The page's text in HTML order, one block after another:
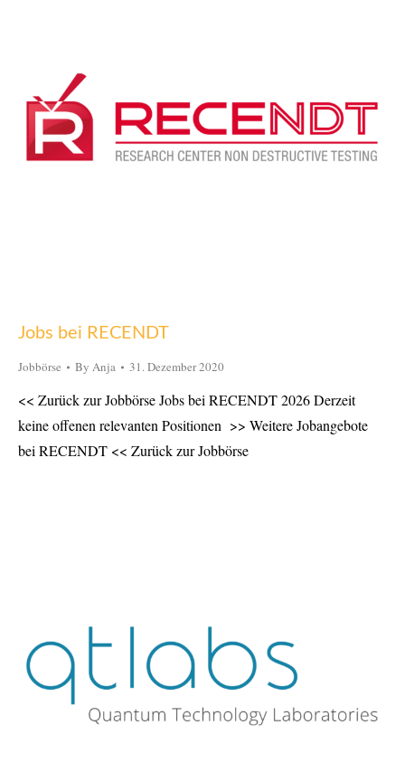
Jobs bei RECENDT
Jobbörse By Anja 31. Dezember 2020
<< Zurück zur Jobbörse Jobs bei RECENDT 2026 Derzeit
keine offenen relevanten Positionen >> Weitere Jobangebote
bei RECENDT << Zurück zur Jobbörse